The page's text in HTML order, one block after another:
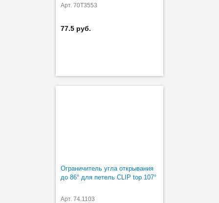
Арт. 70T3553
77.5 руб.
Ограничитель угла открывания
до 86° для петель CLIP top 107°
Арт. 74.1103